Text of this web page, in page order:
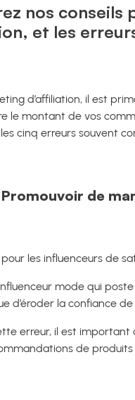
nos
et les
d’affiliation, il est
le montant de vos
cinq erreurs souvent
de
les influenceurs de
mode qui
d’éroder la confiance
erreur, il est important
de